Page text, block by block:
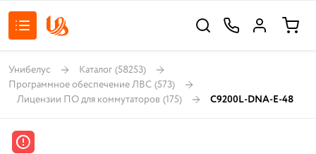
Унибелус Каталог (58253)
Программное обеспечение ЛВС (573)
Лицензии ПО для коммутаторов (175) C9200L-DNA-E-48